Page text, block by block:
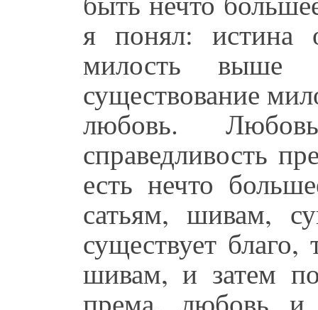
я понял: истина
милость выше
существование
любовь.
справедливость
есть нечто
сатьям, шивам,
существует благо,
шивам, и затем